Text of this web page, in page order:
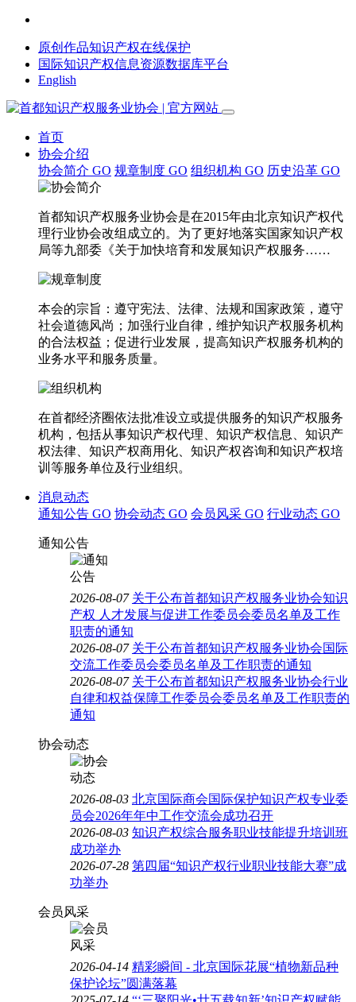
原创作品知识产权在线保护
国际知识产权信息资源数据库平台
English
首页
协会介绍
协会简介 GO 规章制度 GO 组织机构 GO 历史沿革 GO
首都知识产权服务业协会是在2015年由北京知识产权代
理行业协会改组成立的。为了更好地落实国家知识产权
局等九部委《关于加快培育和发展知识产权服务……
本会的宗旨：遵守宪法、法律、法规和国家政策，遵守
社会道德风尚；加强行业自律，维护知识产权服务机构
的合法权益；促进行业发展，提高知识产权服务机构的
业务水平和服务质量。
在首都经济圈依法批准设立或提供服务的知识产权服务
机构，包括从事知识产权代理、知识产权信息、知识产
权法律、知识产权商用化、知识产权咨询和知识产权培
训等服务单位及行业组织。
消息动态
通知公告 GO 协会动态 GO 会员风采 GO 行业动态 GO
通知公告
2026-08-07 关于公布首都知识产权服务业协会知识
产权 人才发展与促进工作委员会委员名单及工作
职责的通知
2026-08-07 关于公布首都知识产权服务业协会国际
交流工作委员会委员名单及工作职责的通知
2026-08-07 关于公布首都知识产权服务业协会行业
自律和权益保障工作委员会委员名单及工作职责的
通知
协会动态
2026-08-03 北京国际商会国际保护知识产权专业委
员会2026年年中工作交流会成功召开
2026-08-03 知识产权综合服务职业技能提升培训班
成功举办
2026-07-28 第四届“知识产权行业职业技能大赛”成
功举办
会员风采
2026-04-14 精彩瞬间 - 北京国际花展“植物新品种
保护论坛”圆满落幕